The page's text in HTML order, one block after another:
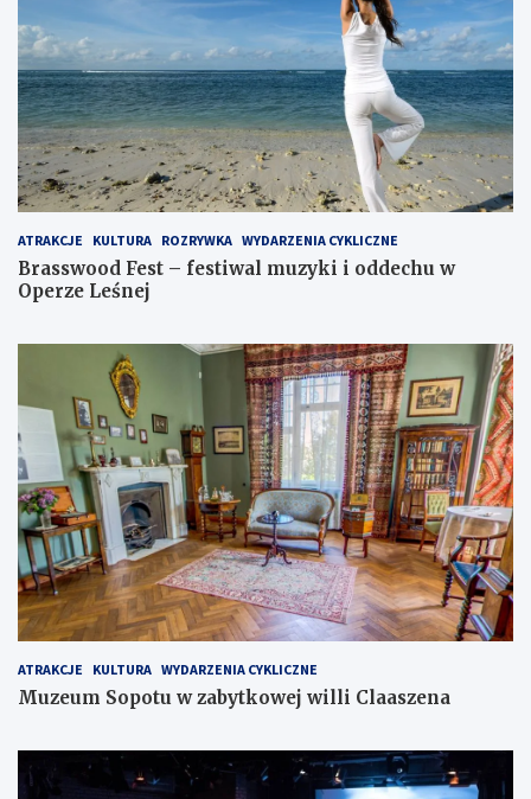
ATRAKCJE KULTURA ROZRYWKA WYDARZENIA CYKLICZNE
Brasswood Fest – festiwal muzyki i oddechu w
Operze Leśnej
ATRAKCJE KULTURA WYDARZENIA CYKLICZNE
Muzeum Sopotu w zabytkowej willi Claaszena